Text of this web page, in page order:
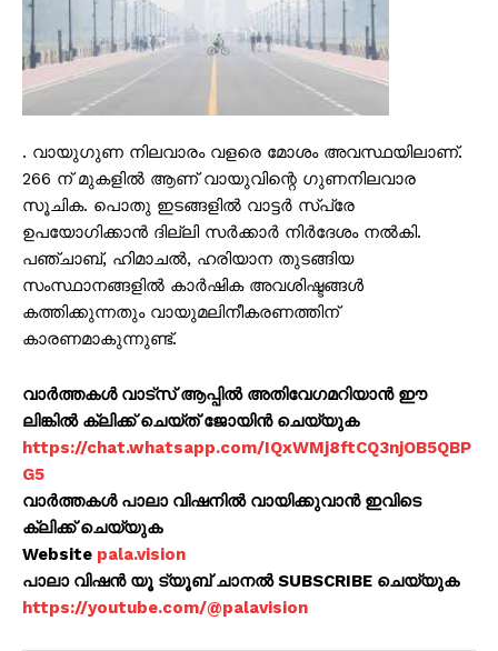
. വായുഗുണ നിലവാരം വളരെ മോശം അവസ്ഥയിലാണ്.
266 ന് മുകളിൽ ആണ് വായുവിന്റെ ഗുണനിലവാര
സൂചിക. പൊതു ഇടങ്ങളിൽ വാട്ടർ സ്പ്രേ
ഉപയോഗിക്കാൻ ദില്ലി സർക്കാർ നിർദേശം നൽകി.
പഞ്ചാബ്, ഹിമാചൽ, ഹരിയാന തുടങ്ങിയ
സംസ്ഥാനങ്ങളിൽ കാർഷിക അവശിഷ്ടങ്ങൾ
കത്തിക്കുന്നതും വായുമലിനീകരണത്തിന്
കാരണമാകുന്നുണ്ട്.
വാർത്തകൾ വാട്സ് ആപ്പിൽ അതിവേഗമറിയാൻ ഈ
ലിങ്കിൽ ക്ലിക്ക് ചെയ്ത് ജോയിൻ ചെയ്യുക
https://chat.whatsapp.com/IQxWMj8ftCQ3njOB5QBP
G5
വാർത്തകൾ പാലാ വിഷനിൽ വായിക്കുവാൻ ഇവിടെ
ക്ലിക്ക് ചെയ്യുക
Website pala.vision
പാലാ വിഷൻ യൂ ട്യൂബ് ചാനൽ SUBSCRIBE ചെയ്യുക
https://youtube.com/@palavision